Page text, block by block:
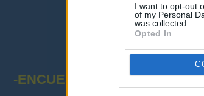
I want to opt-out
of my Personal
was collected.
Opted In
-ENCUESTA SOBRE EL